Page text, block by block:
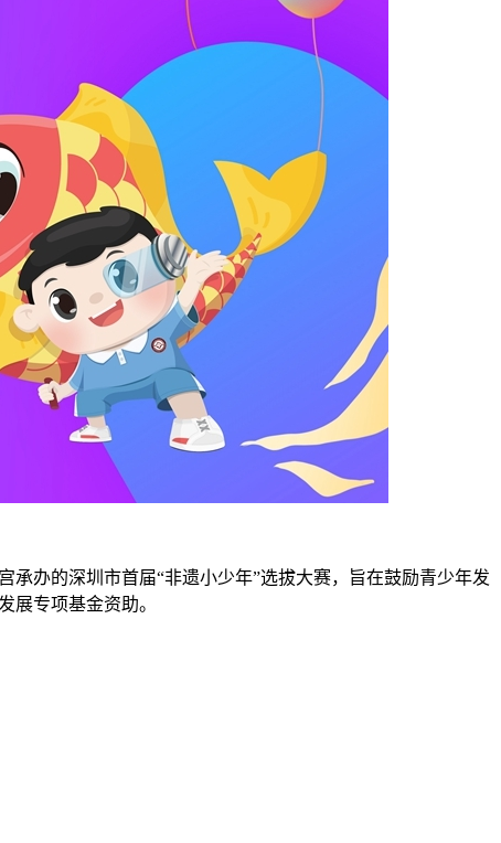
办的深圳市首届“非遗小少年”选拔大赛，旨在鼓励青少年发
展专项基金资助。